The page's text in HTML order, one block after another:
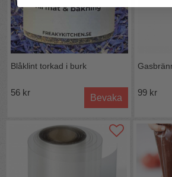
Blåklint torkad i burk
56 kr
Bevaka
99 kr